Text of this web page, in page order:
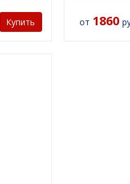
Купить от 1860